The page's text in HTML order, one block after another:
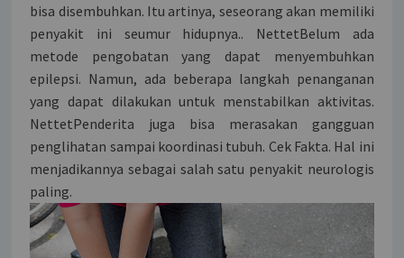
bisa disembuhkan. Itu artinya, seseorang akan memiliki
penyakit ini seumur hidupnya.. NettetBelum ada
metode pengobatan yang dapat menyembuhkan
epilepsi. Namun, ada beberapa langkah penanganan
yang dapat dilakukan untuk menstabilkan aktivitas.
NettetPenderita juga bisa merasakan gangguan
penglihatan sampai koordinasi tubuh. Cek Fakta. Hal ini
menjadikannya sebagai salah satu penyakit neurologis
paling.